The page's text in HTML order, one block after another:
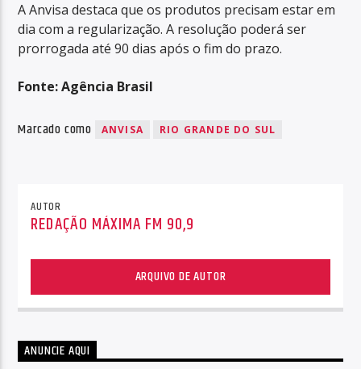
A Anvisa destaca que os produtos precisam estar em
dia com a regularização. A resolução poderá ser
prorrogada até 90 dias após o fim do prazo.
Fonte: Agência Brasil
Marcado como ANVISA RIO GRANDE DO SUL
AUTOR
REDAÇÃO MÁXIMA FM 90,9
ARQUIVO DE AUTOR
ANUNCIE AQUI